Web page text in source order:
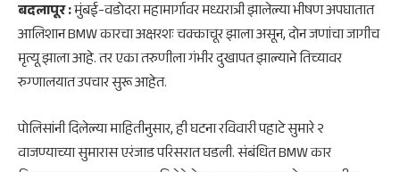
बदलापूर :मुंबई-वडोदरा महामार्गावर मध्यरात्री झालेल्या भीषण अपघातात
आलिशान BMW कारचा अक्षरशः चक्काचूर झाला असून, दोन जणांचा जागीच
मृत्यू झाला आहे. तर एका तरुणीला गंभीर दुखापत झाल्याने तिच्यावर
रुग्णालयात उपचार सुरू आहेत.
पोलिसांनी दिलेल्या माहितीनुसार, ही घटना रविवारी पहाटे सुमारे २
वाजण्याच्या सुमारास एरंजाड परिसरात घडली. संबंधित BMW कार